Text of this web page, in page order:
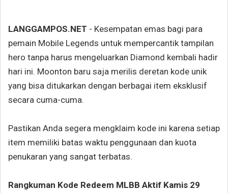
LANGGAMPOS.NET - Kesempatan emas bagi para
pemain Mobile Legends untuk mempercantik tampilan
hero tanpa harus mengeluarkan Diamond kembali hadir
hari ini. Moonton baru saja merilis deretan kode unik
yang bisa ditukarkan dengan berbagai item eksklusif
secara cuma-cuma.
Pastikan Anda segera mengklaim kode ini karena setiap
item memiliki batas waktu penggunaan dan kuota
penukaran yang sangat terbatas.
Rangkuman Kode Redeem MLBB Aktif Kamis 29